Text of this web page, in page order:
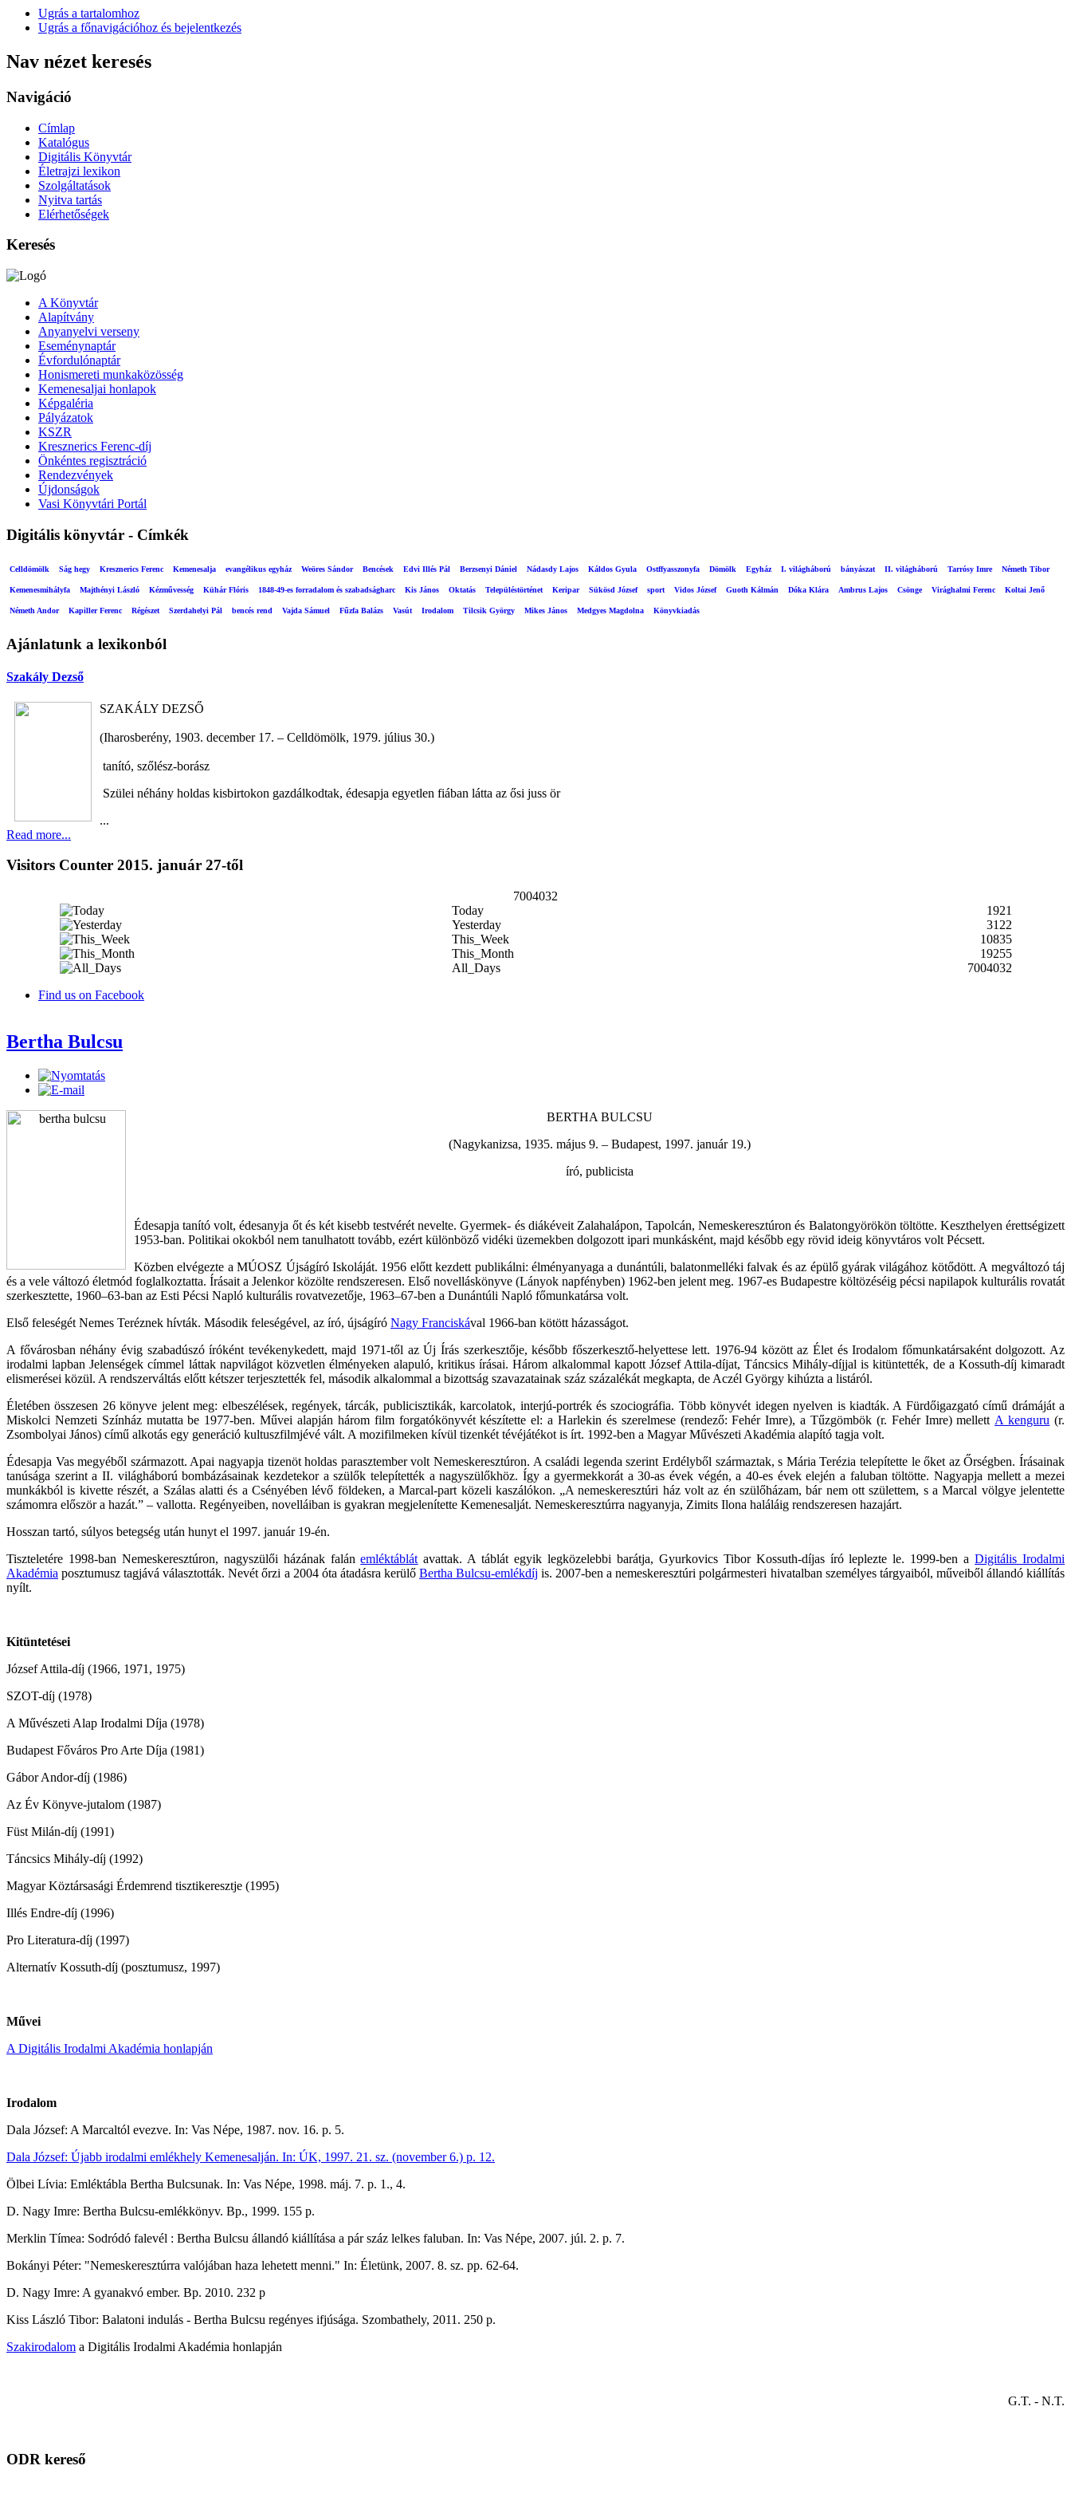
Ugrás a tartalomhoz
Ugrás a főnavigációhoz és bejelentkezés
Nav nézet keresés
Navigáció
Címlap
Katalógus
Digitális Könyvtár
Életrajzi lexikon
Szolgáltatások
Nyitva tartás
Elérhetőségek
Keresés
A Könyvtár
Alapítvány
Anyanyelvi verseny
Eseménynaptár
Évfordulónaptár
Honismereti munkaközösség
Kemenesaljai honlapok
Képgaléria
Pályázatok
KSZR
Kresznerics Ferenc-díj
Önkéntes regisztráció
Rendezvények
Újdonságok
Vasi Könyvtári Portál
Digitális könyvtár - Címkék
Celldömölk Ság hegy Kresznerics Ferenc Kemenesalja evangélikus egyház Weöres Sándor Bencések Edvi Illés Pál Berzsenyi Dániel Nádasdy Lajos Káldos Gyula Ostffyasszonyfa Dömölk Egyház I. világháború bányászat II. világháború Tarrósy Imre Németh Tibor
Kemenesmihályfa Majthényi László Kézművesség Kühár Flóris 1848-49-es forradalom és szabadságharc Kis János Oktatás Településtörténet Keripar Sükösd József sport Vidos József Guoth Kálmán Dóka Klára Ambrus Lajos Csönge Virághalmi Ferenc Koltai Jenő
Németh Andor Kapiller Ferenc Régészet Szerdahelyi Pál bencés rend Vajda Sámuel Fűzfa Balázs Vasút Irodalom Tilcsik György Mikes János Medgyes Magdolna Könyvkiadás
Ajánlatunk a lexikonból
Szakály Dezső
SZAKÁLY DEZSŐ
(Iharosberény, 1903. december 17. – Celldömölk, 1979. július 30.)
tanító, szőlész-borász
Szülei néhány holdas kisbirtokon gazdálkodtak, édesapja egyetlen fiában látta az ősi juss ör
...
Read more...
Visitors Counter 2015. január 27-től
7004032
Today
1921
Yesterday
3122
This_Week
10835
This_Month
19255
All_Days
7004032
Find us on Facebook
Bertha Bulcsu
BERTHA BULCSU
(Nagykanizsa, 1935. május 9. – Budapest, 1997. január 19.)
író, publicista
Édesapja tanító volt, édesanyja őt és két kisebb testvérét nevelte. Gyermek- és diákéveit Zalahalápon, Tapolcán, Nemeskeresztúron és Balatongyörökön töltötte. Keszthelyen érettségizett
1953-ban. Politikai okokból nem tanulhatott tovább, ezért különböző vidéki üzemekben dolgozott ipari munkásként, majd később egy rövid ideig könyvtáros volt Pécsett.
Közben elvégezte a MÚOSZ Újságíró Iskoláját. 1956 előtt kezdett publikálni: élményanyaga a dunántúli, balatonmelléki falvak és az épülő gyárak világához kötődött. A megváltozó táj
és a vele változó életmód foglalkoztatta. Írásait a Jelenkor közölte rendszeresen. Első novelláskönyve (Lányok napfényben) 1962-ben jelent meg. 1967-es Budapestre költözéséig pécsi napilapok kulturális rovatát
szerkesztette, 1960–63-ban az Esti Pécsi Napló kulturális rovatvezetője, 1963–67-ben a Dunántúli Napló főmunkatársa volt.
Első feleségét Nemes Teréznek hívták. Második feleségével, az író, újságíró Nagy Franciskával 1966-ban kötött házasságot.
A fővárosban néhány évig szabadúszó íróként tevékenykedett, majd 1971-től az Új Írás szerkesztője, később főszerkesztő-helyettese lett. 1976-94 között az Élet és Irodalom főmunkatársaként dolgozott. Az
irodalmi lapban Jelenségek címmel láttak napvilágot közvetlen élményeken alapuló, kritikus írásai. Három alkalommal kapott József Attila-díjat, Táncsics Mihály-díjjal is kitüntették, de a Kossuth-díj kimaradt
elismerései közül. A rendszerváltás előtt kétszer terjesztették fel, második alkalommal a bizottság szavazatainak száz százalékát megkapta, de Aczél György kihúzta a listáról.
Életében összesen 26 könyve jelent meg: elbeszélések, regények, tárcák, publicisztikák, karcolatok, interjú-portrék és szociográfia. Több könyvét idegen nyelven is kiadták. A Fürdőigazgató című drámáját a
Miskolci Nemzeti Színház mutatta be 1977-ben. Művei alapján három film forgatókönyvét készítette el: a Harlekin és szerelmese (rendező: Fehér Imre), a Tűzgömbök (r. Fehér Imre) mellett A kenguru (r.
Zsombolyai János) című alkotás egy generáció kultuszfilmjévé vált. A mozifilmeken kívül tizenkét tévéjátékot is írt. 1992-ben a Magyar Művészeti Akadémia alapító tagja volt.
Édesapja Vas megyéből származott. Apai nagyapja tizenöt holdas parasztember volt Nemeskeresztúron. A családi legenda szerint Erdélyből származtak, s Mária Terézia telepítette le őket az Őrségben. Írásainak
tanúsága szerint a II. világháború bombázásainak kezdetekor a szülők telepítették a nagyszülőkhöz. Így a gyermekkorát a 30-as évek végén, a 40-es évek elején a faluban töltötte. Nagyapja mellett a mezei
munkákból is kivette részét, a Szálas alatti és a Csényében lévő földeken, a Marcal-part közeli kaszálókon. „A nemeskeresztúri ház volt az én szülőházam, bár nem ott születtem, s a Marcal völgye jelentette
számomra először a hazát.” – vallotta. Regényeiben, novelláiban is gyakran megjelenítette Kemenesalját. Nemeskeresztúrra nagyanyja, Zimits Ilona haláláig rendszeresen hazajárt.
Hosszan tartó, súlyos betegség után hunyt el 1997. január 19-én.
Tiszteletére 1998-ban Nemeskeresztúron, nagyszülői házának falánemléktáblát avattak. A táblát egyik legközelebbi barátja, Gyurkovics Tibor Kossuth-díjas író leplezte le. 1999-ben aDigitális Irodalmi
Akadémia posztumusz tagjává választották. Nevét őrzi a 2004 óta átadásra kerülő Bertha Bulcsu-emlékdíj is. 2007-ben a nemeskeresztúri polgármesteri hivatalban személyes tárgyaiból, műveiből állandó kiállítás
nyílt.
Kitüntetései
József Attila-díj (1966, 1971, 1975)
SZOT-díj (1978)
A Művészeti Alap Irodalmi Díja (1978)
Budapest Főváros Pro Arte Díja (1981)
Gábor Andor-díj (1986)
Az Év Könyve-jutalom (1987)
Füst Milán-díj (1991)
Táncsics Mihály-díj (1992)
Magyar Köztársasági Érdemrend tisztikeresztje (1995)
Illés Endre-díj (1996)
Pro Literatura-díj (1997)
Alternatív Kossuth-díj (posztumusz, 1997)
Művei
A Digitális Irodalmi Akadémia honlapján
Irodalom
Dala József: A Marcaltól evezve. In: Vas Népe, 1987. nov. 16. p. 5.
Dala József: Újabb irodalmi emlékhely Kemenesalján. In: ÚK, 1997. 21. sz. (november 6.) p. 12.
Ölbei Lívia: Emléktábla Bertha Bulcsunak. In: Vas Népe, 1998. máj. 7. p. 1., 4.
D. Nagy Imre: Bertha Bulcsu-emlékkönyv. Bp., 1999. 155 p.
Merklin Tímea: Sodródó falevél : Bertha Bulcsu állandó kiállítása a pár száz lelkes faluban. In: Vas Népe, 2007. júl. 2. p. 7.
Bokányi Péter: "Nemeskeresztúrra valójában haza lehetett menni." In: Életünk, 2007. 8. sz. pp. 62-64.
D. Nagy Imre: A gyanakvó ember. Bp. 2010. 232 p
Kiss László Tibor: Balatoni indulás - Bertha Bulcsu regényes ifjúsága. Szombathely, 2011. 250 p.
Szakirodalom a Digitális Irodalmi Akadémia honlapján
G.T. - N.T.
ODR kereső